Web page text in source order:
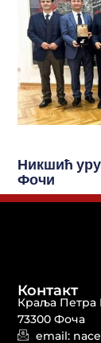
Никшић
Фочи
Контакт
Краља Петра I
73300 Фоча
email: